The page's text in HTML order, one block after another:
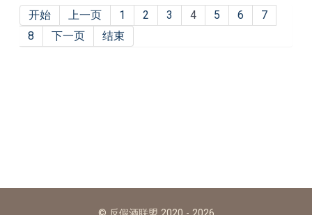
开始 上一页 1 2 3 4 5 6
7
8
下一页 结束